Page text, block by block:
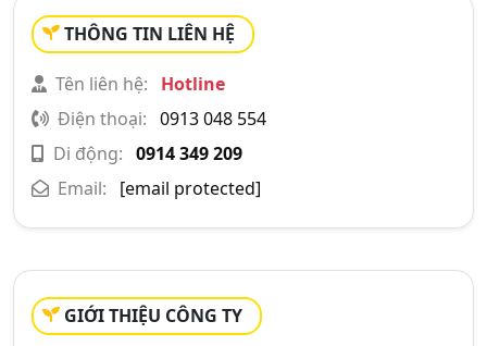
THÔNG TIN LIÊN HỆ
Tên liên hệ:
Hotline
Điện thoại: 0913 048 554
Di động: 0914 349 209
Email:
[email protected]
GIỚI THIỆU CÔNG TY